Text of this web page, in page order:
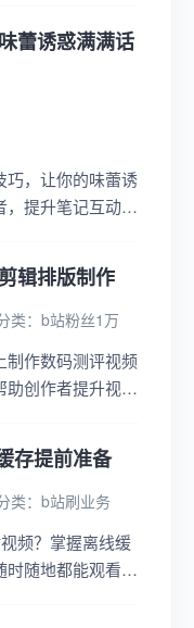
蕾诱惑满满话
巧，让你的味蕾诱
，提升笔记互动与
辑排版制作
类： b站粉丝1万
制作数码测评视频
助创作者提升视频
存提前准备
类： b站刷业务
频？掌握离线缓
时随地都能观看，